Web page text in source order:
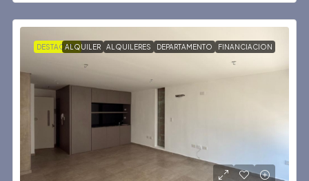
DESTACADAALQUILER ALQUILERES DEPARTAMENTO FINANCIACION